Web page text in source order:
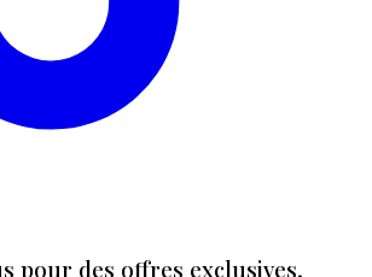
pour des offres exclusives,